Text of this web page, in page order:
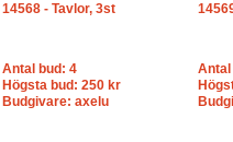
14568 - Tavlor, 3st
Antal bud: 4
Högsta bud: 250 kr
Budgivare: axelu
Antal